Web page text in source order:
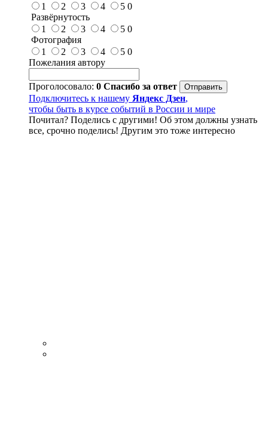
1
2 3 4 5 0
Развёрнутость
1
2 3 4 5 0
Фотография
1
2 3 4 5 0
Пожелания автору
Проголосовало: 0 Спасибо за ответ
Подключитесь к нашему Яндекс Дзен,
чтобы быть в курсе событий в России и мире
Почитал? Поделись с другими! Об этом должны узнать
все, срочно поделись! Другим это тоже интересно